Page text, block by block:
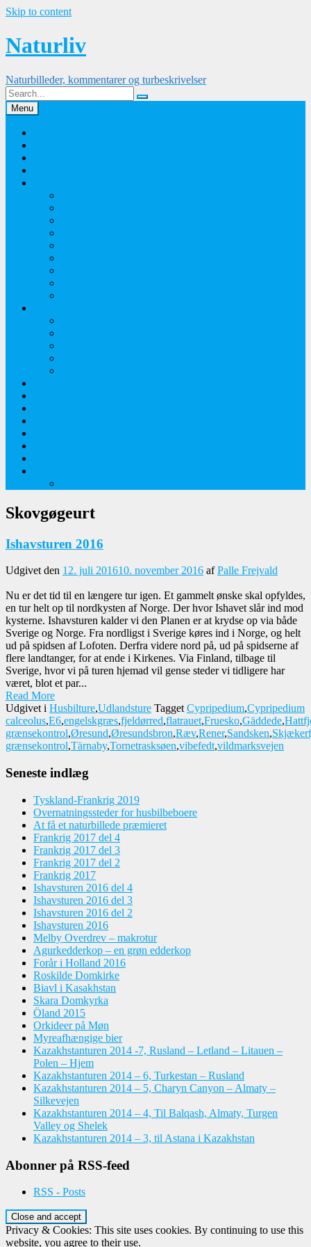
Skip to content
Naturliv
Naturbilleder, kommentarer og turbeskrivelser
Menu
Skovgøgeurt
Ishavsturen 2016
Udgivet den 12. juli 201610. november 2016 afPalle Frejvald
Nu er det tid til en længere tur igen. Et gammelt ønske skal opfyldes,
en tur helt op til nordkysten af Norge. Der hvor Ishavet slår ind mod
kysterne. Ishavsturen kalder vi den Planen er at krydse op via både
Sverige og Norge. Fra nordligst i Sverige køres ind i Norge, og helt
ud på spidsen af Lofoten. Derfra videre nord på, ud på spidserne af
flere landtanger, for at ende i Kirkenes. Via Finland, tilbage til
Sverige, hvor vi på turen hjemad vil gense steder vi tidligere har
været, blot et par...
Read More
Udgivet i Husbilture,Udlandsture TaggetCypripedium,Cypripedium
calceolus,E6,engelskgræs,fjeldørred,flatrauet,Fruesko,Gäddede,
grænsekontrol,Øresund,Øresundsbron,Ræv,Rener,Sandsken,
grænsekontrol,Tärnaby,Tornetrasksøen,vibefedt,vildmarksvejen
Seneste indlæg
Tyskland-Frankrig 2019
Overnatningssteder for husbilbeboere
At få et naturbillede præmieret
Frankrig 2017 del 4
Frankrig 2017 del 3
Frankrig 2017 del 2
Frankrig 2017
Ishavsturen 2016 del 4
Ishavsturen 2016 del 3
Ishavsturen 2016 del 2
Ishavsturen 2016
Melby Overdrev – makrotur
Agurkedderkop – en grøn edderkop
Forår i Holland 2016
Roskilde Domkirke
Biavl i Kasakhstan
Skara Domkyrka
Öland 2015
Orkideer på Møn
Myreafhængige bier
Kazakhstanturen 2014 -7, Rusland – Letland – Litauen –
Polen – Hjem
Kazakhstanturen 2014 – 6, Turkestan – Rusland
Kazakhstanturen 2014 – 5, Charyn Canyon – Almaty –
Silkevejen
Kazakhstanturen 2014 – 4, Til Balqash, Almaty, Turgen
Valley og Shelek
Kazakhstanturen 2014 – 3, til Astana i Kazakhstan
Abonner på RSS-feed
RSS - Posts
Privacy & Cookies: This site uses cookies. By continuing to use this
website, you agree to their use.